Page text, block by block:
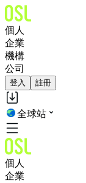
個人
企業
機構
公司
登入 註冊
全球站
個人
企業